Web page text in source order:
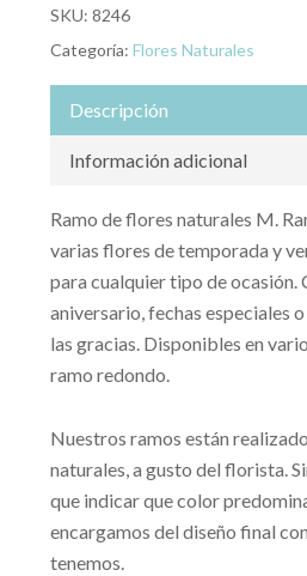
SKU: 8246
Categoría: Flores Naturales
Descripción
Información adicional
Ramo de flores naturales M.
varias flores de temporada y
para cualquier tipo de ocasión.
aniversario, fechas especiales
las gracias. Disponibles en
ramo redondo.
Nuestros ramos están
naturales, a gusto del florista.
que indicar que color
encargamos del diseño final
tenemos.